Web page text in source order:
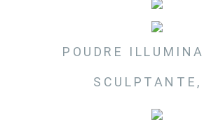
POUDRE
SCULPTANTE,